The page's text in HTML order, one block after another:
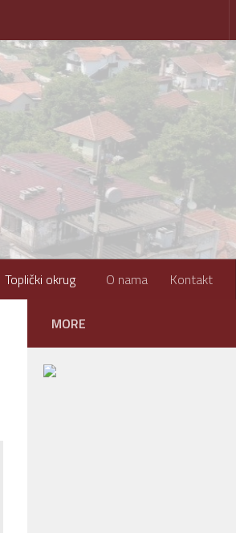
Toplički okrug O nama Kontakt
MORE